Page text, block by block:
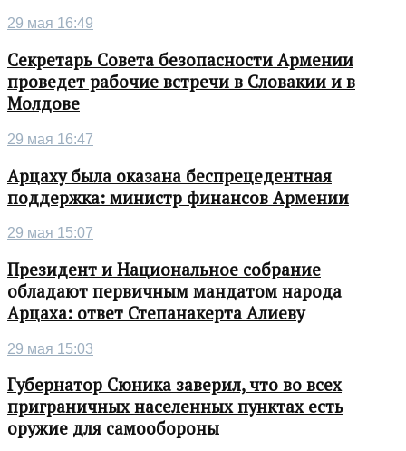
29 мая 16:49
Секретарь Совета безопасности Армении
проведет рабочие встречи в Словакии и в
Молдове
29 мая 16:47
Арцаху была оказана беспрецедентная
поддержка: министр финансов Армении
29 мая 15:07
Президент и Национальное собрание
обладают первичным мандатом народа
Арцаха: ответ Степанакерта Алиеву
29 мая 15:03
Губернатор Сюника заверил, что во всех
приграничных населенных пунктах есть
оружие для самообороны